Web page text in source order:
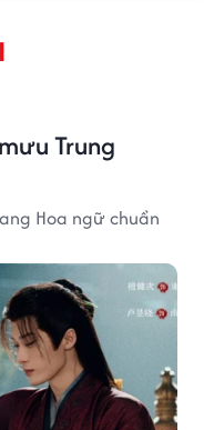
Trung
Hoa ngữ chuẩn